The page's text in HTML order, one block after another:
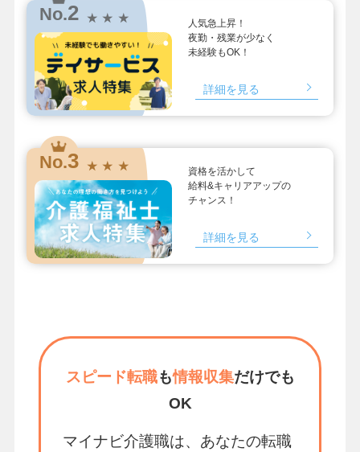
No.2 ★ ★ ★
人気急上昇！
夜勤・残業が少なく
未経験もOK！
詳細を見る
No.3 ★ ★ ★
資格を活かして
給料&キャリアアップの
チャンス！
詳細を見る
スピード転職も情報収集だけでも
OK
マイナビ介護職は、あなたの転職